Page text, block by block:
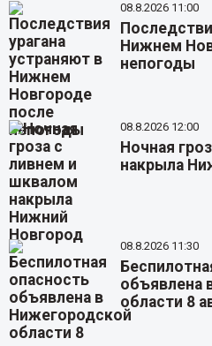
08.8.2026 11:00
Нижнем
непогоды
08.8.2026 12:00
Ночная
накрыла
08.8.2026 11:30
объявлена
области 8